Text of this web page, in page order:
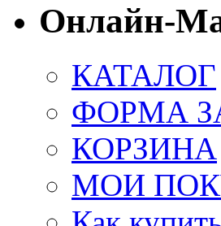
Онлайн-
КАТАЛОГ
ФОРМА
КОРЗИНА
МОИ